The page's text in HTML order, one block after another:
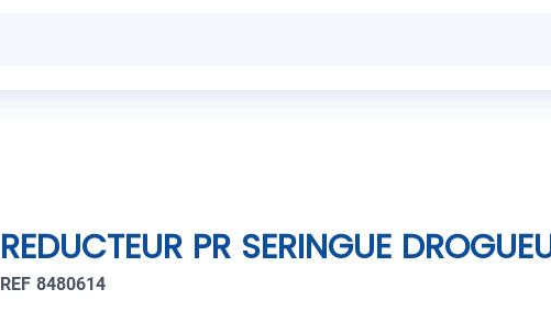
REDUCTEUR PR SERINGUE
REF 8480614